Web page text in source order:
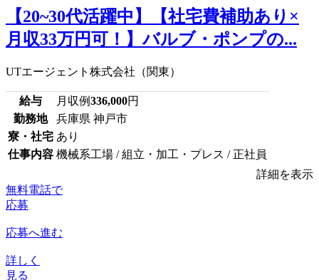
【20~30代活躍中】【社宅費補助あり×
月収33万円可！】バルブ・ポンプの...
UTエージェント株式会社（関東）
給与 月収例336,000円
勤務地
兵庫県 神戸市
寮・社宅 あり
仕事内容 機械系工場 / 組立・加工・プレス / 正社員
詳細を表示
無料電話で
応募
応募へ進む
詳しく
見る